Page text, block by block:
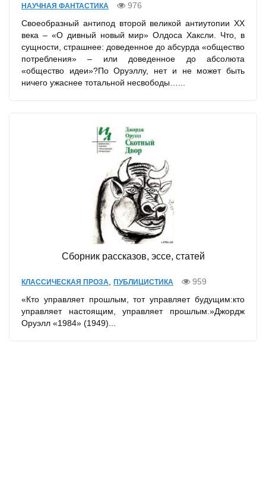
НАУЧНАЯ ФАНТАСТИКА
976
Своеобразный антипод второй великой антиутопии XX
века – «О дивный новый мир» Олдоса Хаксли. Что, в
сущности, страшнее: доведенное до абсурда «общество
потребления» – или доведенное до абсолюта
«общество идеи»?По Оруэллу, нет и не может быть
ничего ужаснее тотальной несвободы…...
Сборник рассказов, эссе, статей
КЛАССИЧЕСКАЯ ПРОЗА ПУБЛИЦИСТИКА
959
«Кто управляет прошлым, тот управляет будущим:кто
управляет настоящим, управляет прошлым.»Джордж
Оруэлл «1984» (1949)...